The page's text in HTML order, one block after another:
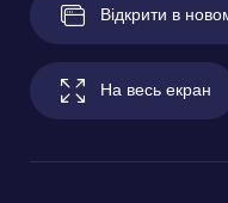
Відкрити в
На весь екран